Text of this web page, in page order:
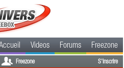
Videos Forums Freezone
Freezone S'inscrire